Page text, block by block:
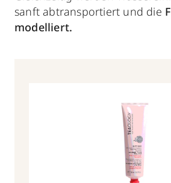
sanft abtransportiert und die
modelliert.